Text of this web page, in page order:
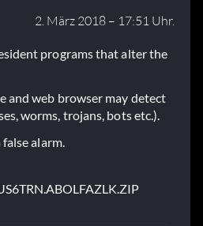
2. März 2018 – 17:51 Uhr.
programs that alter the
and web browser may detect
worms, trojans, bots etc.).
alarm.